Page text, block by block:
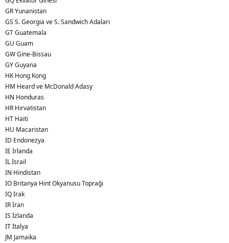
GR Yunanistan
GS S. Georgia ve S. Sandwich Adaları
GT Guatemala
GU Guam
GW Gine-Bissau
GY Guyana
HK Hong Kong
HM Heard ve McDonald Adasy
HN Honduras
HR Hırvatistan
HT Haiti
HU Macaristan
ID Endonezya
IE İrlanda
IL İsrail
IN Hindistan
IO Britanya Hint Okyanusu Toprağı
IQ Irak
IR İran
IS İzlanda
IT İtalya
JM Jamaika